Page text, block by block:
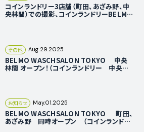
コインランドリー3店舗（町田、あざみ野、中
央林間）での撮影、コインランドリーBELMO
その他 Aug.29.2025
BELMO WASCHSALON TOKYO 中央
林間 オープン！（コインランドリー 中央林
お知らせ May.01.2025
BELMO WASCHSALON TOKYO 町田、
あざみ野 同時オープン （コインランドリ